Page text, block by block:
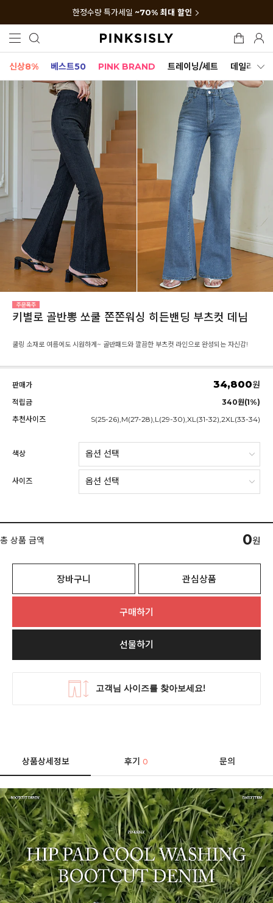
한정수량 특가세일 ~70% 최대 할인
신상8% 베스트50 PINK BRAND 트레이닝/세트 데일리세트
키별로 골반뽕 쏘쿨 쫀쫀워싱 히든밴딩 부츠컷 데님
쿨링 소재로 여름에도 시원하게~ 골반패드와 깔끔한 부츠컷 라인으로 완성되는 자신감!
판매가 34,800원
적립금
340원(1%)
추천사이즈
S(25-26),M(27-28),L(29-30),XL(31-32),2XL(33-34)
색상
사이즈
총 상품 금액 0원
장바구니 관심상품
구매하기
선물하기
상품상세정보 후기0 문의